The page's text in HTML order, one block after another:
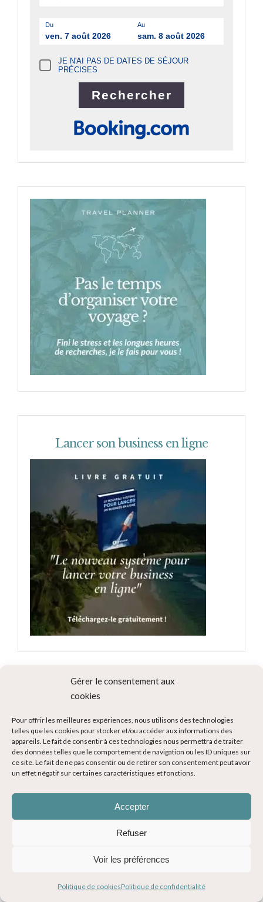
Gérer le consentement aux
cookies
Pour offrir les meilleures expériences, nous utilisons des technologies
telles que les cookies pour stocker et/ou accéder aux informations des
appareils. Le fait de consentir à ces technologies nous permettra de traiter
des données telles que le comportement de navigation ou les ID uniques sur
ce site. Le fait de ne pas consentir ou de retirer son consentement peut avoir
un effet négatif sur certaines caractéristiques et fonctions.
Accepter
Refuser
Voir les préférences
Politique de cookiesPolitique de confidentialité
Du
ven. 7 août 2026
Au
sam. 8 août 2026
JE N'AI PAS DE DATES DE SÉJOUR
PRÉCISES
Lancer son business en ligne
La newsletter du blog voyage